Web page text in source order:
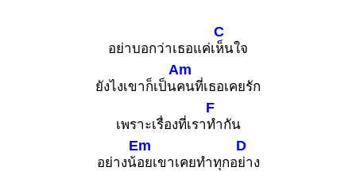
อย่าบอกว่าเธอแค่เ
C
ห็นใจ
ยังไงเขาก็เป็น
Am
คนที่เธอเคยรัก
เพราะเรื่องที่เรา
F
ทำกัน
อย่างน้
Em
อยเขาเคยทำทุกอ
D
ย่าง